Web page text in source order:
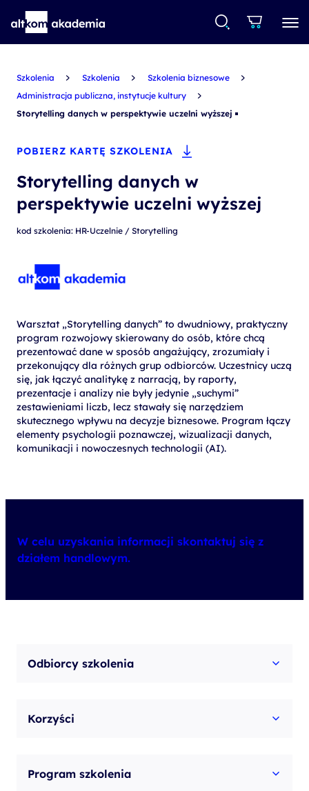
Szkolenia Szkolenia
Szkolenia biznesowe
Administracja publiczna, instytucje kultury
Storytelling danych w perspektywie uczelni wyższej
POBIERZ KARTĘ SZKOLENIA
Storytelling danych w
perspektywie uczelni wyższej
kod szkolenia: HR-Uczelnie / Storytelling
Warsztat „Storytelling danych” to dwudniowy, praktyczny
program rozwojowy skierowany do osób, które chcą
prezentować dane w sposób angażujący, zrozumiały i
przekonujący dla różnych grup odbiorców. Uczestnicy uczą
się, jak łączyć analitykę z narracją, by raporty,
prezentacje i analizy nie były jedynie „suchymi”
zestawieniami liczb, lecz stawały się narzędziem
skutecznego wpływu na decyzje biznesowe. Program łączy
elementy psychologii poznawczej, wizualizacji danych,
komunikacji i nowoczesnych technologii (AI).
W celu uzyskania informacji skontaktuj się z
działem handlowym.
Odbiorcy szkolenia
Korzyści
Program szkolenia